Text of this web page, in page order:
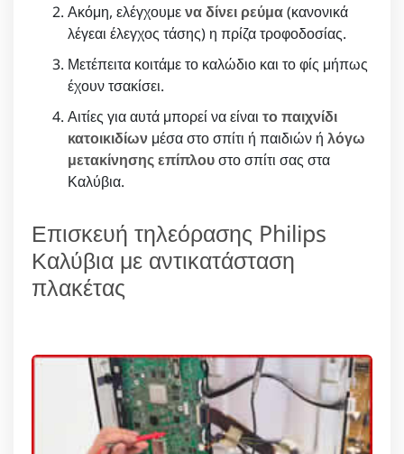
Ακόμη, ελέγχουμενα δίνει ρεύμα(κανονικά
λέγεαι έλεγχος τάσης) η πρίζα τροφοδοσίας.
Μετέπειτα κοιτάμε το καλώδιο και το φίς μήπως
έχουν τσακίσει.
Αιτίες για αυτά μπορεί να είναι το παιχνίδι
κατοικιδίων μέσα στο σπίτι ή παιδιών ή λόγω
μετακίνησης επίπλουστο σπίτι σας στα
Καλύβια.
Επισκευή τηλεόρασης Philips
Καλύβια με αντικατάσταση
πλακέτας